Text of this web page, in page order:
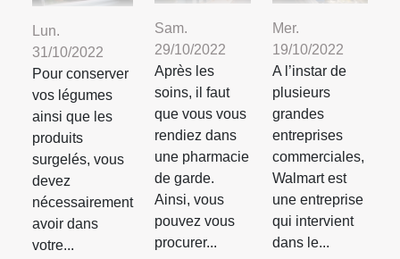
Lun.
31/10/2022
Pour conserver
vos légumes
ainsi que les
produits
surgelés, vous
devez
nécessairement
avoir dans
votre...
Sam.
29/10/2022
Après les
soins, il faut
que vous vous
rendiez dans
une pharmacie
de garde.
Ainsi, vous
pouvez vous
procurer...
Mer.
19/10/2022
A l’instar de
plusieurs
grandes
entreprises
commerciales,
Walmart est
une entreprise
qui intervient
dans le...